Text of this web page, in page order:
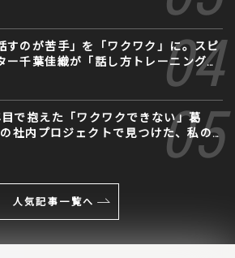
すのが苦手」を「ワクワク」に。スピ
ー千葉佳織が「話し方トレーニング」
い
で抱えた「ワクワクできない」葛
社内プロジェクトで見つけた、私の
人気記事一覧へ